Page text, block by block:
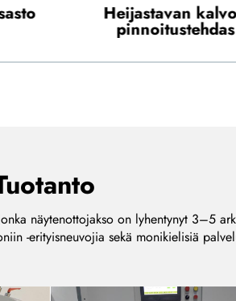
Leikkuuosasto
näytenottojakso on lyhentynyt 3–5
-erityisneuvojia sekä monikielisiä